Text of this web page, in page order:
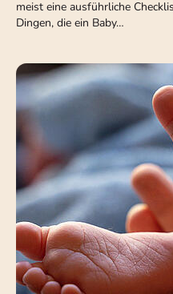
meist eine ausführliche
Dingen, die ein Baby…